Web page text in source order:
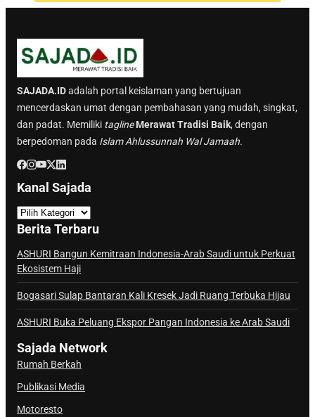
SAJADA.IDadalah portal keislaman yang bertujuan
mencerdaskan umat dengan pembahasan yang mudah, singkat,
dan padat. Memiliki tagline Merawat Tradisi Baik, dengan
berpedoman pada Islam Ahlussunnah Wal Jamaah.
Kanal Sajada
a
n
a
l
j
d
a
Berita Terbaru
ASHURI Bangun Kemitraan Indonesia-Arab Saudi untuk Perkuat
Ekosistem Haji
Bogasari Sulap Bantaran Kali Kresek Jadi Ruang Terbuka Hijau
ASHURI Buka Peluang Ekspor Pangan Indonesia ke Arab Saudi
Sajada Network
Rumah Berkah
Publikasi Media
Motoresto